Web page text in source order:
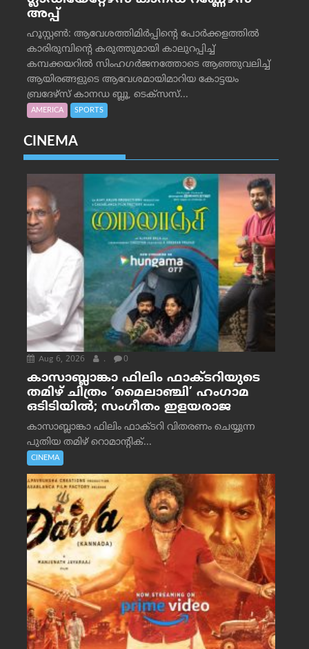
അപ്പ്
ഹൂസ്റ്റണ്‍: ആവേശത്തിമിര്‍പ്പിന്റെ പോര്‍ക്കളത്തില്‍
കാരിരുമ്പിന്റെ കരുത്തുമായി കാലുറപ്പിച്ച്
കമ്പക്കയറില്‍ സിംഹഗര്‍ജനത്തോടെ ആഞ്ഞുവലിച്ച്
ആയിരങ്ങളുടെ ആവേശമായിമാറിയ കോട്ടയം
ബ്രദേഴ്‌സ് കാനഡ ബ്ലൂ, ടെക്‌സസ്...
AMERICA SPORTS
CINEMA
Aug 6, 2026 . 0
കാസാബ്ലാങ്കാ ഫിലിം ഫാക്ടറിയുടെ
തമിഴ് ചിത്രം ‘മൈലാഞ്ചി’ ഹംഗാമ
ഒടിടിയിൽ; സംഗീതം ഇളയരാജ
കാസാബ്ലാങ്കാ ഫിലിം ഫാക്ടറി വിതരണം ചെയ്യുന്ന
പുതിയ തമിഴ് റൊമാന്റിക്...
CINEMA